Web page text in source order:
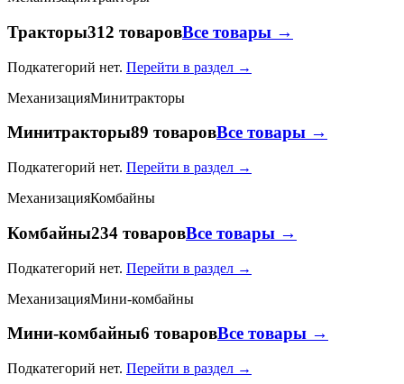
Тракторы312 товаровВсе товары →
Подкатегорий нет. Перейти в раздел →
МеханизацияМинитракторы
Минитракторы89 товаровВсе товары →
Подкатегорий нет. Перейти в раздел →
МеханизацияКомбайны
Комбайны234 товаровВсе товары →
Подкатегорий нет. Перейти в раздел →
МеханизацияМини-комбайны
Мини-комбайны6 товаровВсе товары →
Подкатегорий нет. Перейти в раздел →